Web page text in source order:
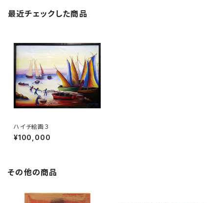
最近チェックした商品
ハイチ絵画３
¥100,000
その他の商品